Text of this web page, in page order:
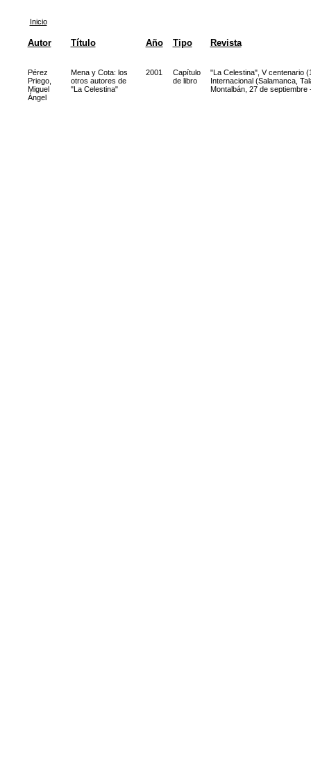
Inicio
Autor Título Año Tipo Revista
Pérez
Priego,
Miguel
Ángel
Mena y Cota: los
otros autores de
"La Celestina"
2001
Capítulo
de libro
"La Celestina", V centenario
Internacional (Salamanca,
Montalbán, 27 de septiembre